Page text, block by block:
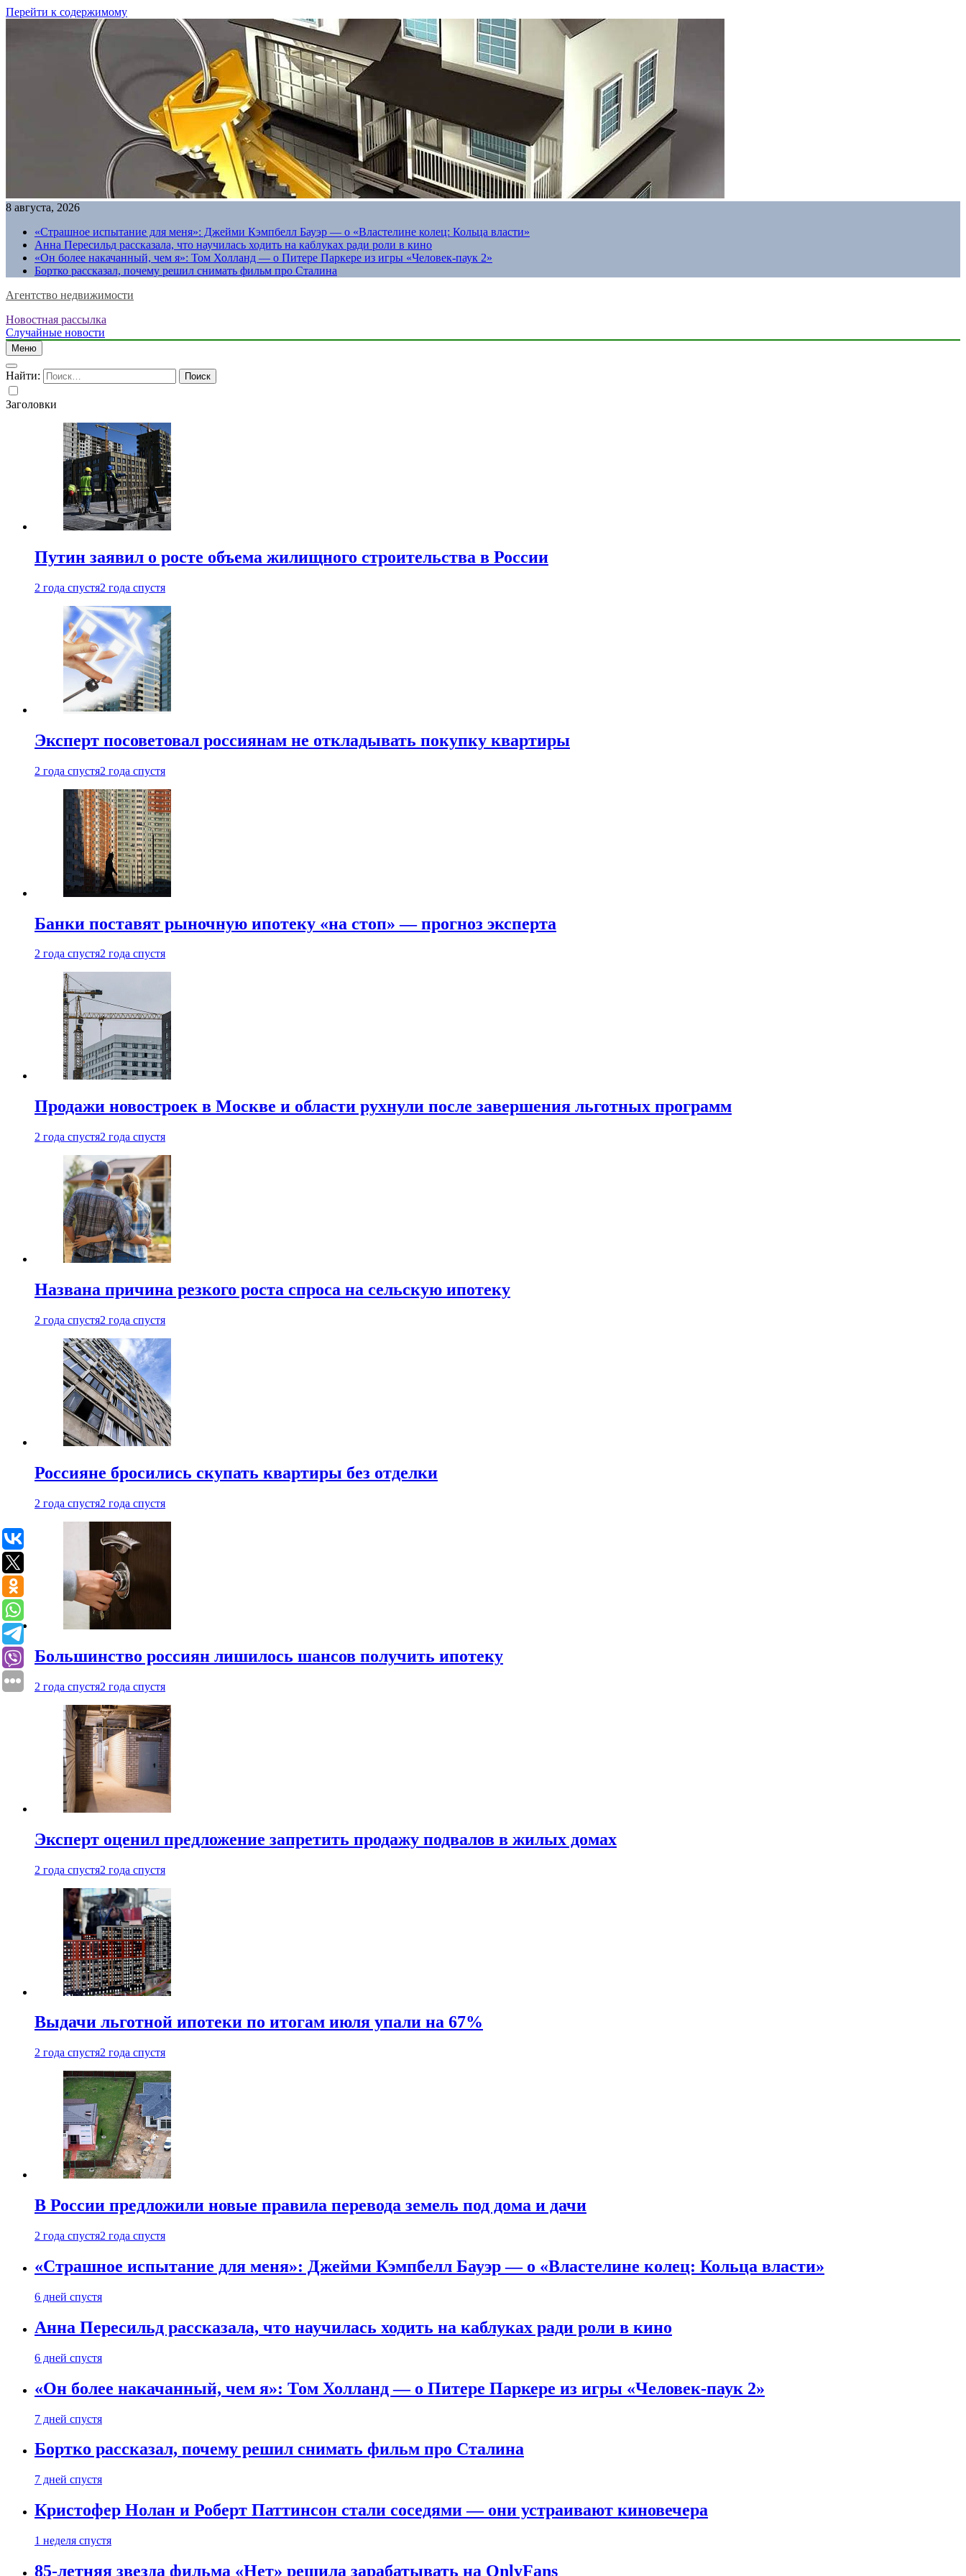
Перейти к содержимому
8 августа, 2026
«Страшное испытание для меня»: Джейми Кэмпбелл Бауэр — о «Властелине колец: Кольца власти»
Анна Пересильд рассказала, что научилась ходить на каблуках ради роли в кино
«Он более накачанный, чем я»: Том Холланд — о Питере Паркере из игры «Человек-паук 2»
Бортко рассказал, почему решил снимать фильм про Сталина
Агентство недвижимости
Новостная рассылка
Случайные новости
Меню
Найти:
Заголовки
Путин заявил о росте объема жилищного строительства в России
2 года спустя2 года спустя
Эксперт посоветовал россиянам не откладывать покупку квартиры
2 года спустя2 года спустя
Банки поставят рыночную ипотеку «на стоп» — прогноз эксперта
2 года спустя2 года спустя
Продажи новостроек в Москве и области рухнули после завершения льготных программ
2 года спустя2 года спустя
Названа причина резкого роста спроса на сельскую ипотеку
2 года спустя2 года спустя
Россияне бросились скупать квартиры без отделки
2 года спустя2 года спустя
Большинство россиян лишилось шансов получить ипотеку
2 года спустя2 года спустя
Эксперт оценил предложение запретить продажу подвалов в жилых домах
2 года спустя2 года спустя
Выдачи льготной ипотеки по итогам июля упали на 67%
2 года спустя2 года спустя
В России предложили новые правила перевода земель под дома и дачи
2 года спустя2 года спустя
«Страшное испытание для меня»: Джейми Кэмпбелл Бауэр — о «Властелине колец: Кольца власти»
6 дней спустя
Анна Пересильд рассказала, что научилась ходить на каблуках ради роли в кино
6 дней спустя
«Он более накачанный, чем я»: Том Холланд — о Питере Паркере из игры «Человек-паук 2»
7 дней спустя
Бортко рассказал, почему решил снимать фильм про Сталина
7 дней спустя
Кристофер Нолан и Роберт Паттинсон стали соседями — они устраивают киновечера
1 неделя спустя
85-летняя звезда фильма «Нет» решила зарабатывать на OnlyFans